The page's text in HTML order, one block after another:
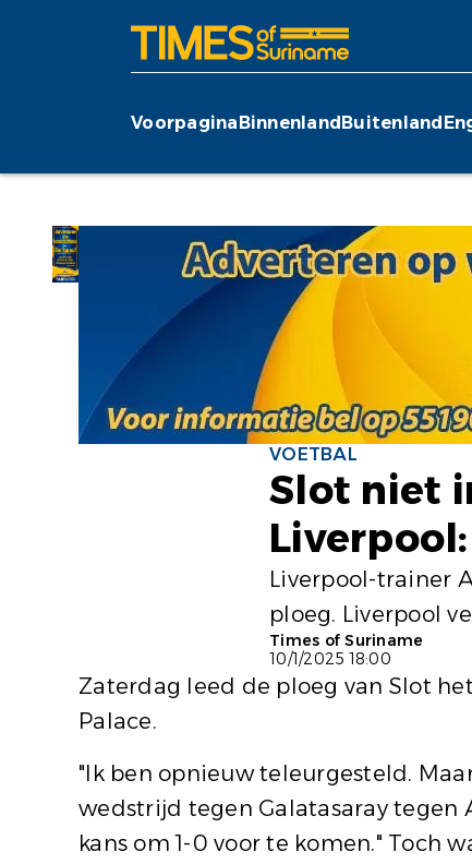
VoorpaginaBinnenlandBuitenland
VOETBAL
Slot niet
Liverpool-trainer
ploeg. Liverpool
Times of Suriname
10/1/2025 18:00
Zaterdag leed de ploeg van Slot
Palace.
"Ik ben opnieuw teleurgesteld.
wedstrijd tegen Galatasaray tegen
kans om 1-0 voor te komen." Toch